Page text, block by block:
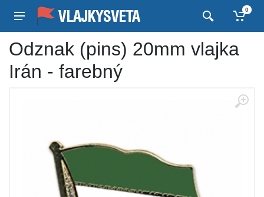
0
Odznak (pins) 20mm vlajka
Irán - farebný